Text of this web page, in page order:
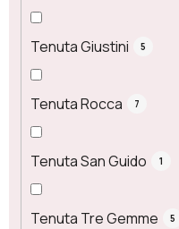
Tenuta Giustini 5
Tenuta Rocca 7
Tenuta San Guido 1
Tenuta Tre Gemme 5